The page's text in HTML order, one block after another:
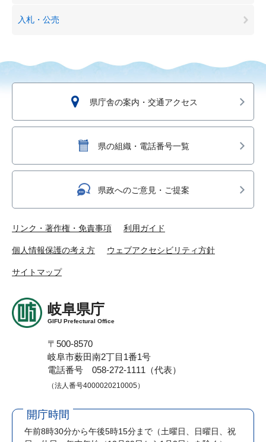
入札・公売
県庁舎の案内・交通アクセス
県の組織・電話番号一覧
県政へのご意見・ご提案
リンク・著作権・免責事項 利用ガイド
個人情報保護の考え方 ウェブアクセシビリティ方針
サイトマップ
岐阜県庁
GIFU Prefectural Office
〒500-8570
岐阜市薮田南2丁目1番1号
電話番号 058-272-1111（代表）
（法人番号4000020210005）
開庁時間
午前8時30分から午後5時15分まで （土曜日、日曜日、祝